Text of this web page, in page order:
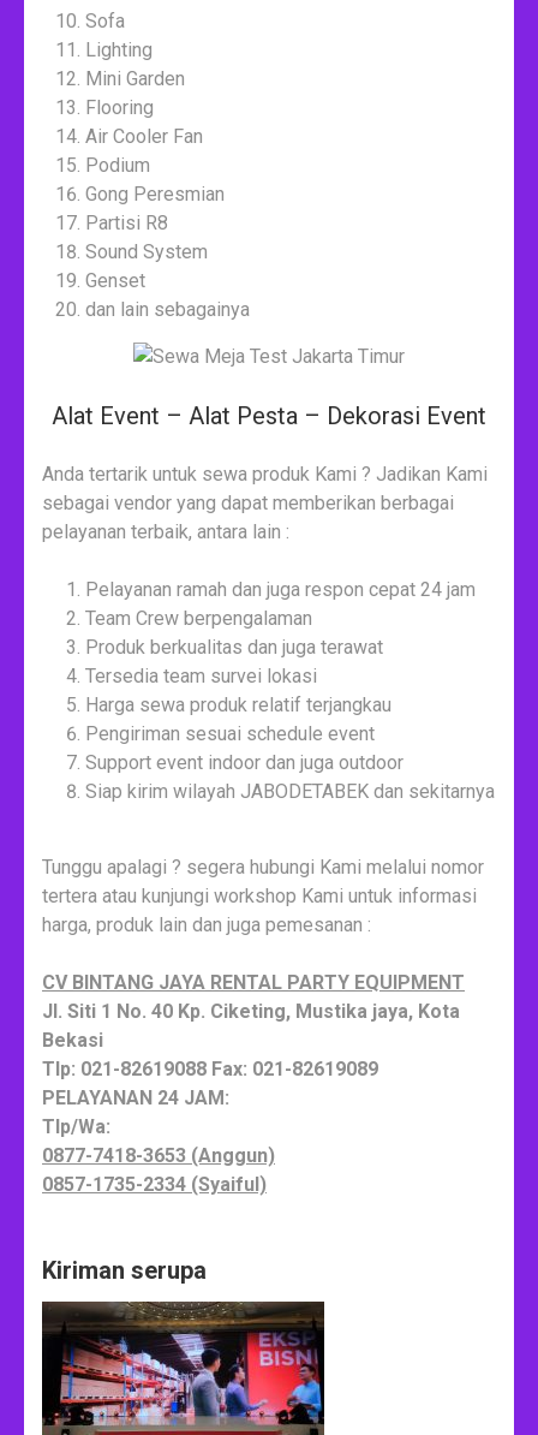
Sofa
Lighting
Mini Garden
Flooring
Air Cooler Fan
Podium
Gong Peresmian
Partisi R8
Sound System
Genset
dan lain sebagainya
Alat Event – Alat Pesta – Dekorasi Event
Anda tertarik untuk sewa produk Kami ? Jadikan Kami
sebagai vendor yang dapat memberikan berbagai
pelayanan terbaik, antara lain :
Pelayanan ramah dan juga respon cepat 24 jam
Team Crew berpengalaman
Produk berkualitas dan juga terawat
Tersedia team survei lokasi
Harga sewa produk relatif terjangkau
Pengiriman sesuai schedule event
Support event indoor dan juga outdoor
Siap kirim wilayah JABODETABEK dan sekitarnya
Tunggu apalagi ? segera hubungi Kami melalui nomor
tertera atau kunjungi workshop Kami untuk informasi
harga, produk lain dan juga pemesanan :
CV BINTANG JAYA RENTAL PARTY EQUIPMENT
Jl. Siti 1 No. 40 Kp. Ciketing, Mustika jaya, Kota
Bekasi
Tlp: 021-82619088 Fax: 021-82619089
PELAYANAN 24 JAM:
Tlp/Wa:
0877-7418-3653 (Anggun)
0857-1735-2334 (Syaiful)
Kiriman serupa